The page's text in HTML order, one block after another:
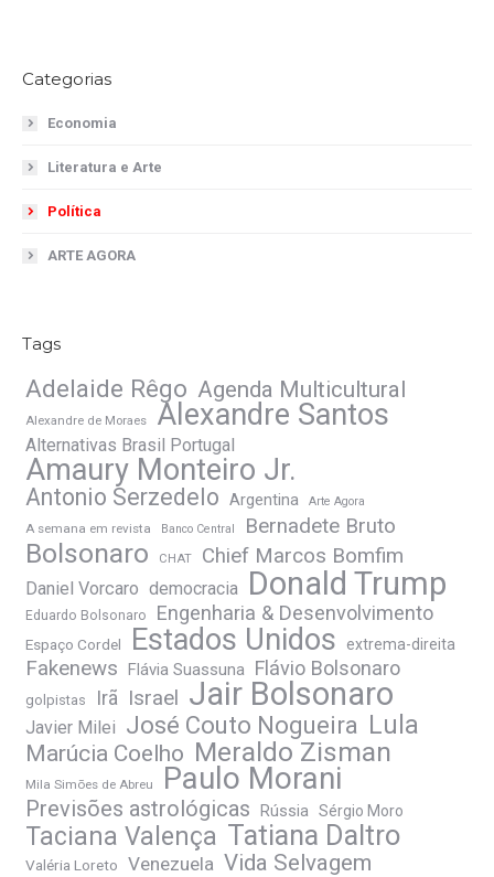
Categorias
Economia
Literatura e Arte
Política
ARTE AGORA
Tags
Adelaide Rêgo Agenda Multicultural
Alexandre de Moraes Alexandre Santos
Alternativas Brasil Portugal
Amaury Monteiro Jr.
Antonio Serzedelo Argentina Arte Agora
A semana em revista Banco Central Bernadete Bruto
Bolsonaro CHAT Chief Marcos Bomfim
Daniel Vorcaro democracia Donald Trump
Eduardo Bolsonaro Engenharia & Desenvolvimento
Espaço Cordel Estados Unidos extrema-direita
Fakenews Flávia Suassuna Flávio Bolsonaro
golpistas Irã Israel Jair Bolsonaro
Javier Milei José Couto Nogueira Lula
Marúcia Coelho Meraldo Zisman
Mila Simões de Abreu Paulo Morani
Previsões astrológicas Rússia Sérgio Moro
Taciana Valença Tatiana Daltro
Valéria Loreto Venezuela Vida Selvagem